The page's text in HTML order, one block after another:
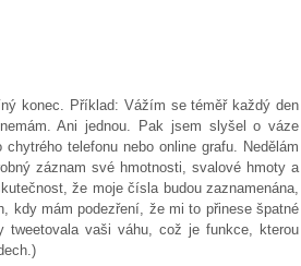
konec. Příklad: Vážím se téměř každý den
Ani jednou. Pak jsem slyšel o váze
telefonu nebo online grafu. Nedělám
záznam své hmotnosti, svalové hmoty a
že moje čísla budou zaznamenána,
kdy mám podezření, že mi to přinese špatné
tweetovala vaši váhu, což je funkce, kterou